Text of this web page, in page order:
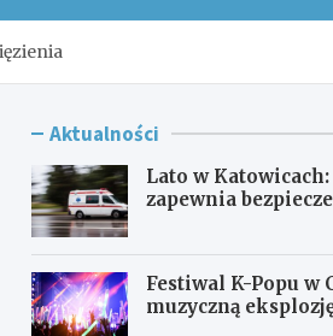
Aktualności
Lato w
zapewnia
Festiwal K-Popu w
muzyczną